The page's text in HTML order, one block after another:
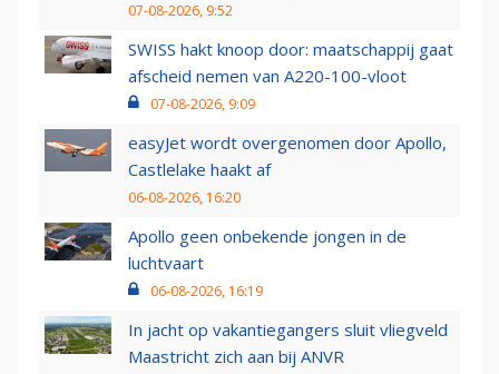
07-08-2026, 9:52
SWISS hakt knoop door: maatschappij gaat
afscheid nemen van A220-100-vloot
07-08-2026, 9:09
easyJet wordt overgenomen door Apollo,
Castlelake haakt af
06-08-2026, 16:20
Apollo geen onbekende jongen in de
luchtvaart
06-08-2026, 16:19
In jacht op vakantiegangers sluit vliegveld
Maastricht zich aan bij ANVR